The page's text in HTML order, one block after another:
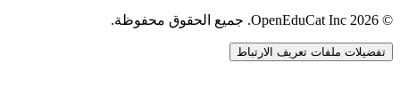
© 2026 OpenEduCat Inc. جميع الحقوق محفوظة.
تفضيلات ملفات تعريف الارتباط